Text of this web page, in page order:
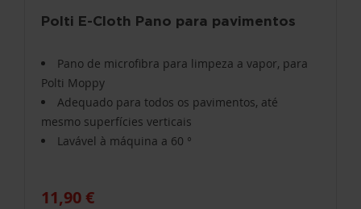
Polti E-Cloth Pano para pavimentos
Pano de microfibra para limpeza a vapor, para
Polti Moppy
Adequado para todos os pavimentos, até
mesmo superfícies verticais
Lavável à máquina a 60 °
11,90 €